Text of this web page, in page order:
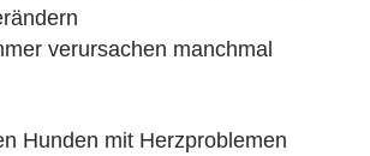
verursachen manchmal
Hunden mit Herzproblemen